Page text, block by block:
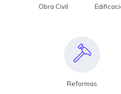
Obra Civil
Reformas